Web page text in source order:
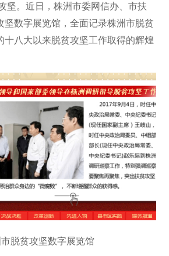
坚。近日，株洲市委网信办、市扶
坚数字展览馆，全面记录株洲市脱贫
十八大以来脱贫攻坚工作取得的辉煌
脱贫攻坚数字展览馆